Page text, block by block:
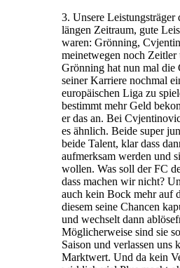
3. Unsere
längen Zeitraum, gute
waren: Grönning,
meinetwegen noch
Grönning hat nun mal die
seiner Karriere nochmal
europäischen Liga zu
bestimmt mehr Geld
er das an. Bei
es ähnlich. Beide super
beide Talent, klar dass
aufmerksam werden und
wollen. Was soll der FC
dass machen wir nicht?
auch kein Bock mehr auf
diesem seine Chancen
und wechselt dann
Möglicherweise sind sie
Saison und verlassen uns
Marktwert. Und da kein